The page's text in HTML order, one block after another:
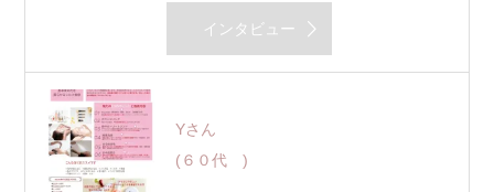
インタビュー
Yさん
(６０代 )